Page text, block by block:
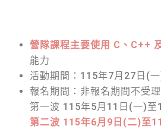
營隊課程主要使用 C、C++
能力
活動期間：115年7月27日(
報名期間：非報名期間不受
第一波 115年5月11日(一)
第二波 115年6月9日(二)至